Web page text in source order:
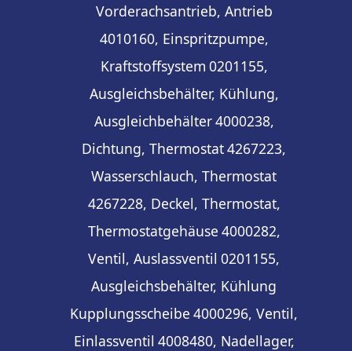
Vorderachsantrieb, Antrieb
4010160, Einspritzpumpe,
Kraftstoffsystem 0201155,
Ausgleichsbehälter, Kühlung,
Ausgleichbehälter4000238,
Dichtung, Thermostat4267223,
Wasserschlauch, Thermostat
4267228, Deckel, Thermostat,
Thermostatgehäuse 4000282,
Ventil, Auslassventil 0201155,
Ausgleichsbehälter, Kühlung
Kupplungsscheibe 4000296, Ventil,
Einlassventil 4008480, Nadellager,